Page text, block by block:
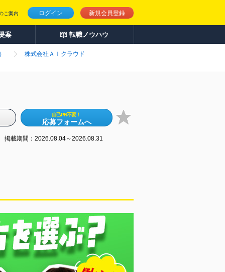
ログイン 新規会員登録
ご案内
案 転職ノウハウ
株式会社ＡＩクラウド
自己PR不要！
応募フォームへ
掲載期間：2026.08.04～2026.08.31